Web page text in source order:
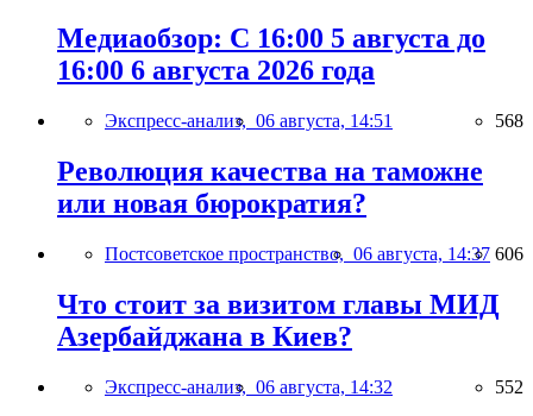
Медиаобзор: С 16:00 5 августа до
16:00 6 августа 2026 года
Экспресс-анализ, 06 августа, 14:51 568
Революция качества на таможне
или новая бюрократия?
Постсоветское пространство, 06 августа, 14:37 606
Что стоит за визитом главы МИД
Азербайджана в Киев?
Экспресс-анализ, 06 августа, 14:32 552